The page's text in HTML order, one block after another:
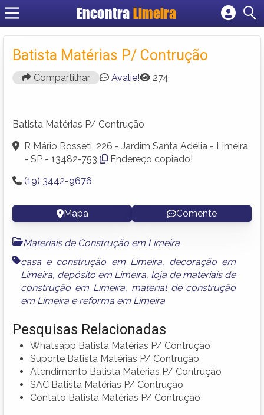
Encontra Limeira
Cadastrar empresa
Criar conta
Batista Matérias P/ Contrução
Compartilhar Avalie! 274
Batista Matérias P/ Contrução
R Mário Rosseti, 226 - Jardim Santa Adélia - Limeira
- SP - 13482-753
Endereço copiado!
(19) 3442-9676
Mapa Comente
Materiais de Construção em Limeira
casa e construção em Limeira, decoração em
Limeira, depósito em Limeira, loja de materiais de
construção em Limeira, material de construção
em Limeira e reforma em Limeira
Pesquisas Relacionadas
Whatsapp Batista Matérias P/ Contrução
Suporte Batista Matérias P/ Contrução
Atendimento Batista Matérias P/ Contrução
SAC Batista Matérias P/ Contrução
Contato Batista Matérias P/ Contrução